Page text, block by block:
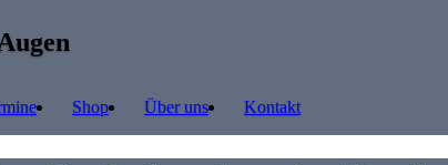
Shop Über uns Kontakt